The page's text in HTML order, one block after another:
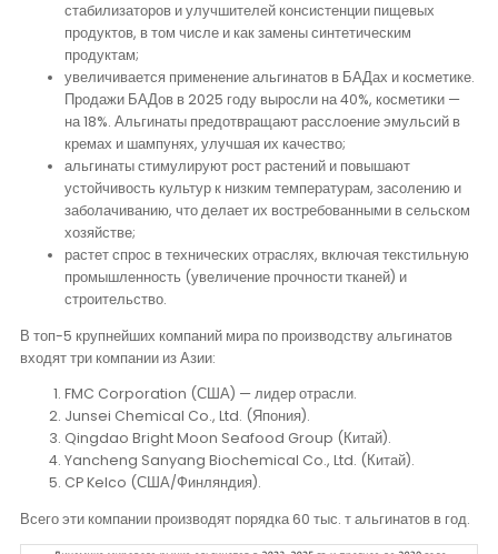
стабилизаторов и улучшителей консистенции пищевых
продуктов, в том числе и как замены синтетическим
продуктам;
увеличивается применение альгинатов в БАДах и косметике.
Продажи БАДов в 2025 году выросли на 40%, косметики —
на 18%. Альгинаты предотвращают расслоение эмульсий в
кремах и шампунях, улучшая их качество;
альгинаты стимулируют рост растений и повышают
устойчивость культур к низким температурам, засолению и
заболачиванию, что делает их востребованными в сельском
хозяйстве;
растет спрос в технических отраслях, включая текстильную
промышленность (увеличение прочности тканей) и
строительство.
В топ-5 крупнейших компаний мира по производству альгинатов
входят три компании из Азии:
FMC Corporation (США) — лидер отрасли.
Junsei Chemical Co., Ltd. (Япония).
Qingdao Bright Moon Seafood Group (Китай).
Yancheng Sanyang Biochemical Co., Ltd. (Китай).
CP Kelco (США/Финляндия).
Всего эти компании производят порядка 60 тыс. т альгинатов в год.